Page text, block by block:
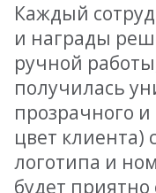
Каждый
и награды
ручной
получилась
прозрачного
цвет клиента)
логотипа и
будет приятно